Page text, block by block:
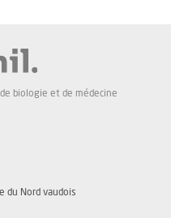
biologie et de médecine
du Nord vaudois